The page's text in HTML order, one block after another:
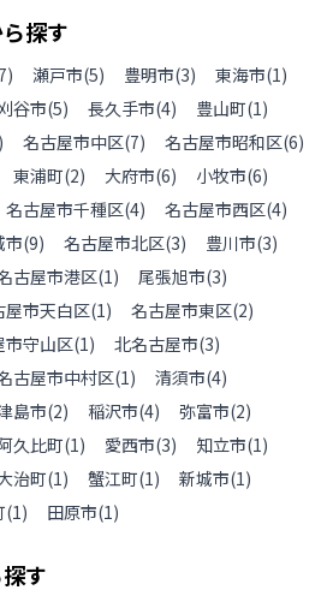
探す
) 瀬戸市(5) 豊明市(3) 東海市(1)
谷市(5) 長久手市(4) 豊山町(1)
) 名古屋市中区(7) 名古屋市昭和区(6)
東浦町(2) 大府市(6) 小牧市(6)
名古屋市千種区(4) 名古屋市西区(4)
市(9) 名古屋市北区(3) 豊川市(3)
古屋市港区(1) 尾張旭市(3)
屋市天白区(1) 名古屋市東区(2)
市守山区(1) 北名古屋市(3)
古屋市中村区(1) 清須市(4)
島市(2) 稲沢市(4) 弥富市(2)
久比町(1) 愛西市(3) 知立市(1)
治町(1) 蟹江町(1) 新城市(1)
(1) 田原市(1)
す